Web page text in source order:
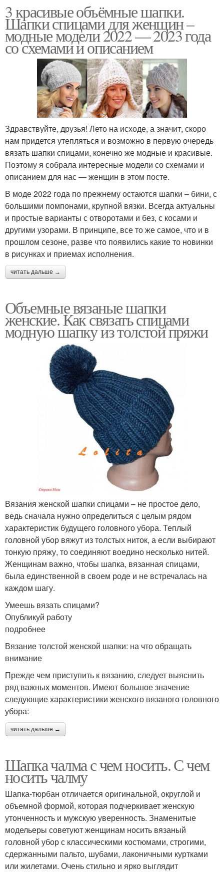
3 красивые объёмные шапки.
Шапки спицами для женщин –
модные модели 2022 — 2023 года
со схемами и описанием
Здравствуйте, друзья! Лето на исходе, а значит, скоро
нам придется утепляться и возможно в первую очередь
вязать шапки спицами, конечно же модные и красивые.
Поэтому я собрала интересные модели со схемами и
описанием для нас — женщин в этом посте.
В моде 2022 года по прежнему остаются шапки – бини, с
большими помпонами, крупной вязки. Всегда актуальны
и простые варианты с отворотами и без, с косами и
другими узорами. В принципе, все то же самое, что и в
прошлом сезоне, разве что появились какие то новинки
в рисунках и приемах исполнения.
читать дальше →
Объемные вязаные шапки
женские. Как связать спицами
модную шапку из толстой пряжи
Вязания женской шапки спицами – не простое дело,
ведь сначала нужно определиться с целым рядом
характеристик будущего головного убора. Теплый
головной убор вяжут из толстых ниток, а если выбирают
тонкую пряжу, то соединяют воедино несколько нитей.
Женщинам важно, чтобы шапка, вязанная спицами,
была единственной в своем роде и не встречалась на
каждом шагу.
Умеешь вязать спицами?
Опубликуй работу
подробнее
Вязание толстой женской шапки: на что обращать
внимание
Прежде чем приступить к вязанию, следует выяснить
ряд важных моментов. Имеют большое значение
следующие характеристики женского вязаного головного
убора:
читать дальше →
Шапка чалма с чем носить. С чем
носить чалму
Шапка-тюрбан отличается оригинальной, округлой и
объемной формой, которая подчеркивает женскую
утонченность и мужскую уверенность. Знаменитые
модельеры советуют женщинам носить вязаный
головной убор с классическими костюмами, строгими,
сдержанными пальто, шубами, лаконичными куртками
или жилетами. Очень стильно и ярко выглядит